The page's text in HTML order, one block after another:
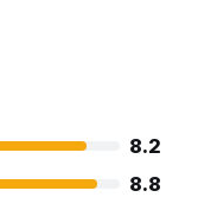
8.2
8.8